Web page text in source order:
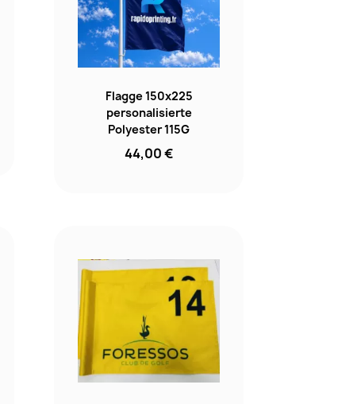
Flagge 150x225
personalisierte
Polyester 115G
44,00 €